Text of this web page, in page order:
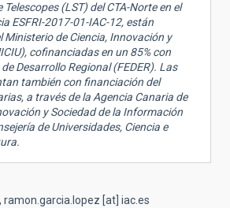
(LST) del CTA-Norte en el
ESFRI-2017-01-IAC-12, están
Ministerio de Ciencia, Innovación y
cofinanciadas en un 85% con
Desarrollo Regional (FEDER). Las
también con financiación del
a través de la Agencia Canaria de
y Sociedad de la Información
de Universidades, Ciencia e
ramon.garcia.lopez [at] iac.es